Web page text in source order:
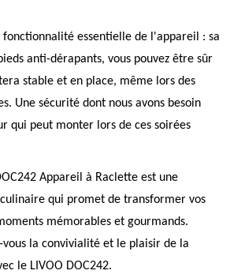
fonctionnalité essentielle de l'appareil : sa
anti-dérapants, vous pouvez être sûr
stable et en place, même lors des
Une sécurité dont nous avons besoin
qui peut monter lors de ces soirées
Appareil à Raclette est une
qui promet de transformer vos
mémorables et gourmands.
vous la convivialité et le plaisir de la
le LIVOO DOC242.